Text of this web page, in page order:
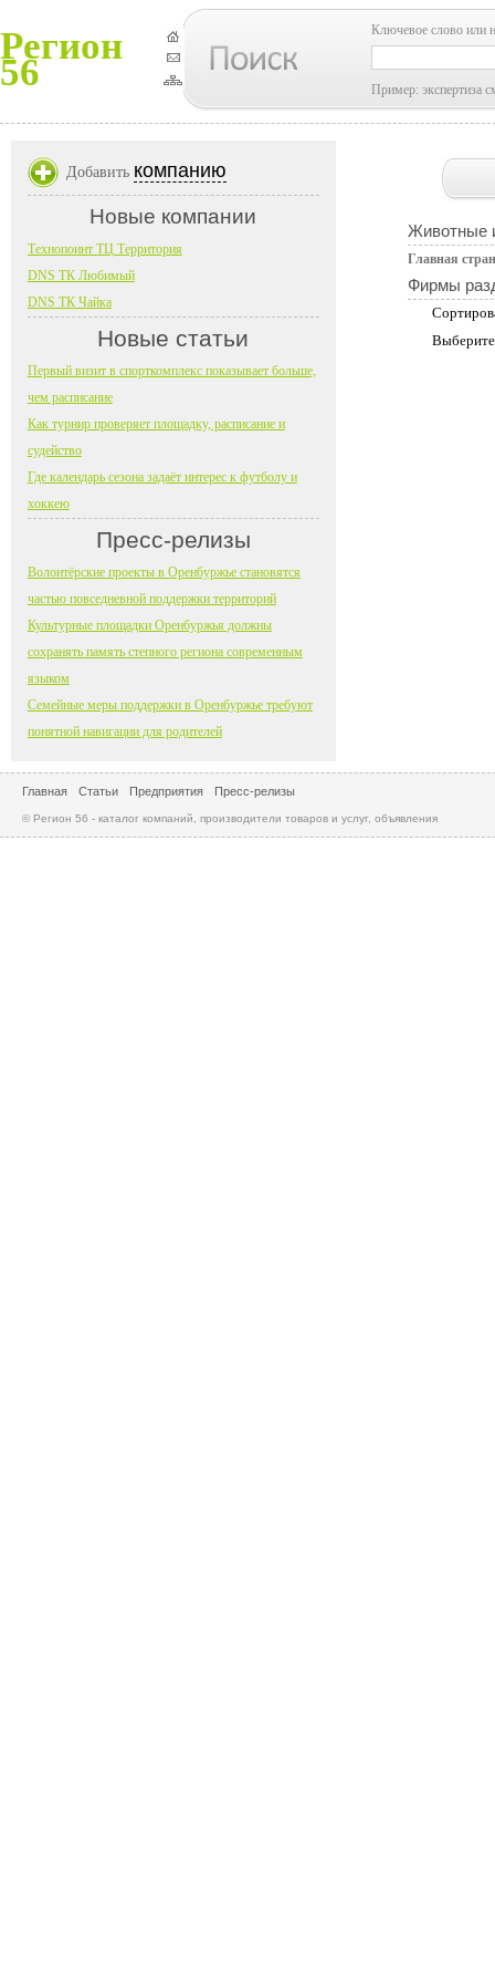
Регион
56
Ключевое слово или
Пример: экспертиза
Животные
Главная
Фирмы
Добавить компанию
Новые компании
Технопоинт ТЦ Территория
DNS ТК Любимый
DNS ТК Чайка
Новые статьи
Первый визит в спорткомплекс показывает больше,
чем расписание
Как турнир проверяет площадку, расписание и
судейство
Где календарь сезона задаёт интерес к футболу и
хоккею
Пресс-релизы
Волонтёрские проекты в Оренбуржье становятся
частью повседневной поддержки территорий
Культурные площадки Оренбуржья должны
сохранять память степного региона современным
языком
Семейные меры поддержки в Оренбуржье требуют
понятной навигации для родителей
Главная Статьи Предприятия Пресс-релизы
© Регион 56 - каталог компаний, производители товаров и услуг, объявления